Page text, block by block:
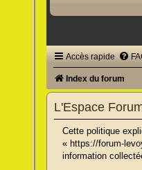
Accès rapide
Index du forum
L'Espace
Cette politique
« https://forum-
information